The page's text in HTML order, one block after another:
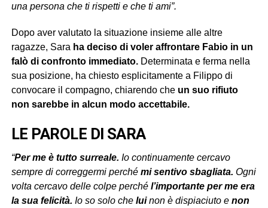
una persona che ti rispetti e che ti ami”.
Dopo aver valutato la situazione insieme alle altre
ragazze, Sara ha deciso di voler affrontare Fabio in un
falò di confronto immediato.Determinata e ferma nella
sua posizione, ha chiesto esplicitamente a Filippo di
convocare il compagno, chiarendo che un suo rifiuto
non sarebbe in alcun modo accettabile.
LE PAROLE DI SARA
“Per me è tutto surreale. Io continuamente cercavo
sempre di correggermi perché mi sentivo sbagliata. Ogni
volta cercavo delle colpe perché l’importante per me era
la sua felicità. Io so solo che luinon è dispiaciuto e non